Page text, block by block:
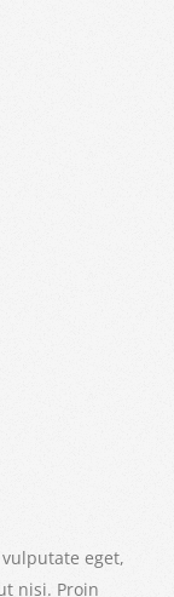
eget,
nisi. Proin